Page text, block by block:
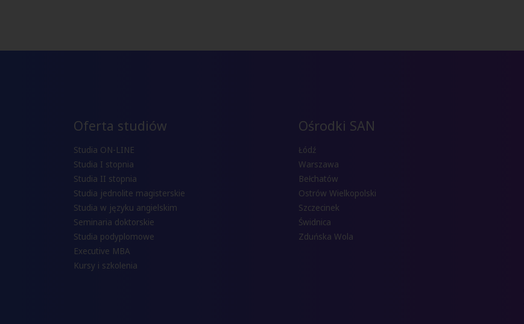
Oferta studiów
Studia ON-LINE
Studia I stopnia
Studia II stopnia
Studia jednolite magisterskie
Studia w języku angielskim
Seminaria doktorskie
Studia podyplomowe
Executive MBA
Kursy i szkolenia
Ośrodki SAN
Łódź
Warszawa
Bełchatów
Ostrów Wielkopolski
Szczecinek
Świdnica
Zduńska Wola